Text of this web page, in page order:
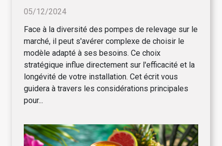
05/12/2024
Face à la diversité des pompes de relevage sur le
marché, il peut s'avérer complexe de choisir le
modèle adapté à ses besoins. Ce choix
stratégique influe directement sur l'efficacité et la
longévité de votre installation. Cet écrit vous
guidera à travers les considérations principales
pour...